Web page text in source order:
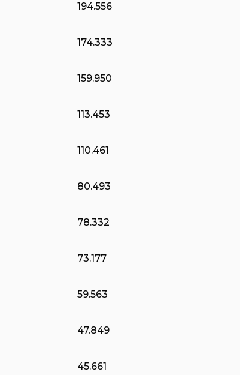
194.556
174.333
159.950
113.453
110.461
80.493
78.332
73.177
59.563
47.849
45.661